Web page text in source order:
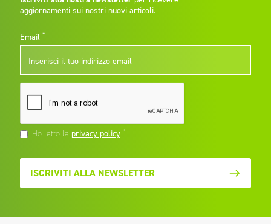
aggiornamenti sui nostri nuovi articoli.
Email *
Ho letto la privacy policy *
ISCRIVITI ALLA NEWSLETTER